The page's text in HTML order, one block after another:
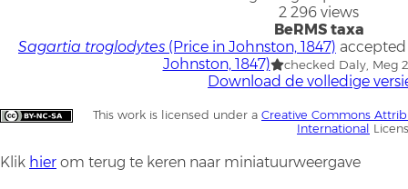
2 296 views
BeRMS taxa
Sagartia troglodytes (Price in Johnston, 1847)
Johnston, 1847)
checked Daly, Meg
Download de volledige
This work is licensed under a Creative Commons
International
Klik hier om terug te keren naar miniatuurweergave